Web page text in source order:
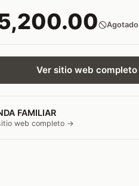
Agotado
Ver sitio web completo
FAMILIAR
web completo →